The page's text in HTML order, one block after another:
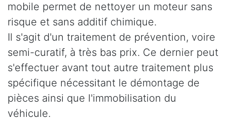
mobile permet de nettoyer un moteur sans
risque et sans additif chimique.
Il s'agit d'un traitement de prévention, voire
semi-curatif, à très bas prix. Ce dernier peut
s'effectuer avant tout autre traitement plus
spécifique nécessitant le démontage de
pièces ainsi que l'immobilisation du
véhicule.